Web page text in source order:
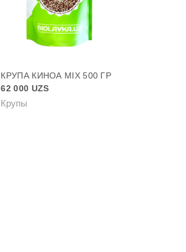
КРУПА КИНОА MIX 500 ГР
62 000 UZS
Крупы